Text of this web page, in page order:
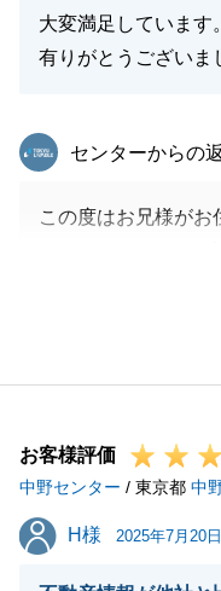
大変満足しています。
有りがとうございま
東急リバブル
センターからの
この度はお兄様が
お話をさせていた
今後も不動産に関
したら、ご遠慮なく
宜しくお願いいたし
お客様評価
中野センター / 東京都 中
H様
H様 2025年7月20日